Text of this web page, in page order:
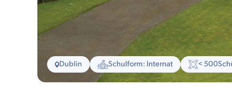
Dublin Schulform: Internat < 500